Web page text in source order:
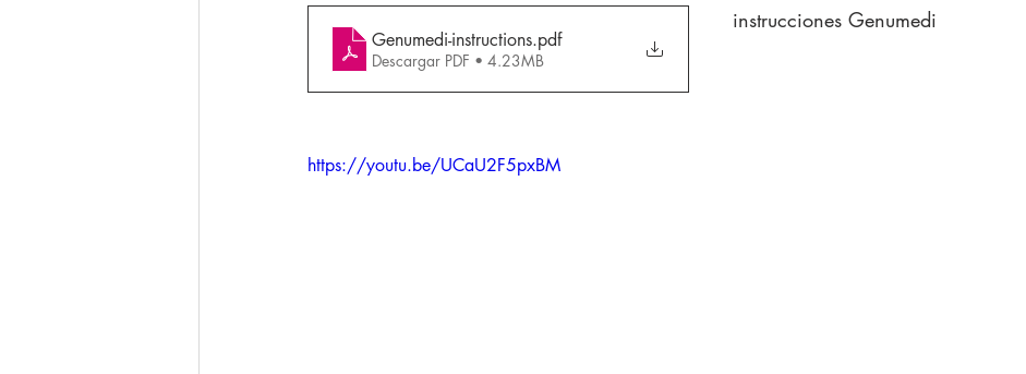
Genumedi-instructions.pdf
Descargar PDF • 4.23MB
instrucciones Genumedi
https://youtu.be/UCaU2F5pxBM